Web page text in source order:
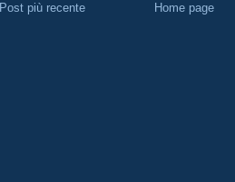
Post più recente Home page